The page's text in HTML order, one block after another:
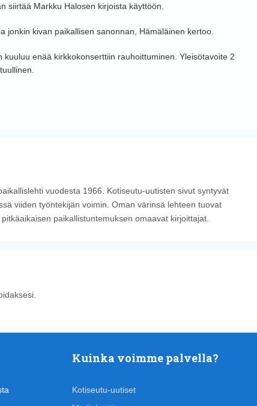
siirtää Markku Halosen kirjoista käyttöön.
jonkin kivan paikallisen sanonnan, Hämäläinen kertoo.
enää kirkkokonserttiin rauhoittuminen. Yleisötavoite 2
vuodesta 1966. Kotiseutu-uutisten sivut syntyvät
viiden työntekijän voimin. Oman värinsä lehteen tuovat
paikallistuntemuksen omaavat kirjoittajat.
Kuinka voimme palvella?
Kotiseutu-uutiset